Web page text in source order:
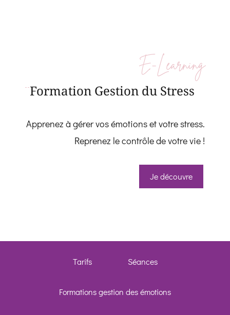
E-Learning
Formation Gestion du Stress
Apprenez à gérer vos émotions et votre stress.
Reprenez le contrôle de votre vie !
Je découvre
Tarifs Séances
Formations gestion des émotions
Whatsapp